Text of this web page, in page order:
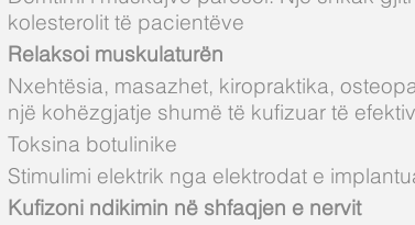
kolesterolit të pacientëve
Relaksoi muskulaturën
Nxehtësia, masazhet, kiropraktika,
një kohëzgjatje shumë të kufizuar të
Toksina botulinike
Stimulimi elektrik nga elektrodat e
Kufizoni ndikimin në shfaqjen e nervit